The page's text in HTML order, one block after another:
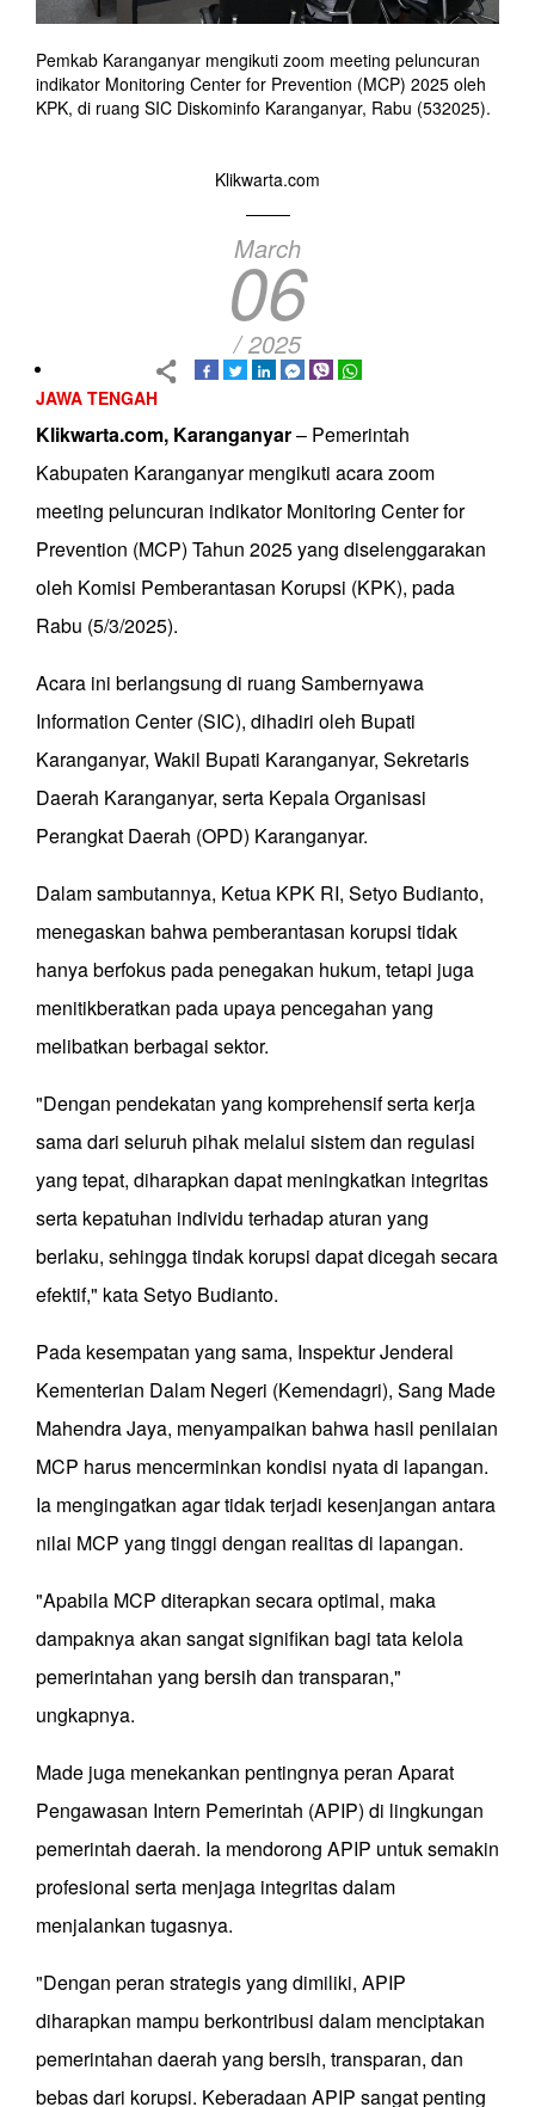
Pemkab Karanganyar mengikuti zoom meeting peluncuran
indikator Monitoring Center for Prevention (MCP) 2025 oleh
KPK, di ruang SIC Diskominfo Karanganyar, Rabu (532025).
Klikwarta.com
March
06
/ 2025
JAWA TENGAH
Klikwarta.com, Karanganyar– Pemerintah
Kabupaten Karanganyar mengikuti acara zoom
meeting peluncuran indikator Monitoring Center for
Prevention (MCP) Tahun 2025 yang diselenggarakan
oleh Komisi Pemberantasan Korupsi (KPK), pada
Rabu (5/3/2025).
Acara ini berlangsung di ruang Sambernyawa
Information Center (SIC), dihadiri oleh Bupati
Karanganyar, Wakil Bupati Karanganyar, Sekretaris
Daerah Karanganyar, serta Kepala Organisasi
Perangkat Daerah (OPD) Karanganyar.
Dalam sambutannya, Ketua KPK RI, Setyo Budianto,
menegaskan bahwa pemberantasan korupsi tidak
hanya berfokus pada penegakan hukum, tetapi juga
menitikberatkan pada upaya pencegahan yang
melibatkan berbagai sektor.
"Dengan pendekatan yang komprehensif serta kerja
sama dari seluruh pihak melalui sistem dan regulasi
yang tepat, diharapkan dapat meningkatkan integritas
serta kepatuhan individu terhadap aturan yang
berlaku, sehingga tindak korupsi dapat dicegah secara
efektif," kata Setyo Budianto.
Pada kesempatan yang sama, Inspektur Jenderal
Kementerian Dalam Negeri (Kemendagri), Sang Made
Mahendra Jaya, menyampaikan bahwa hasil penilaian
MCP harus mencerminkan kondisi nyata di lapangan.
Ia mengingatkan agar tidak terjadi kesenjangan antara
nilai MCP yang tinggi dengan realitas di lapangan.
"Apabila MCP diterapkan secara optimal, maka
dampaknya akan sangat signifikan bagi tata kelola
pemerintahan yang bersih dan transparan,"
ungkapnya.
Made juga menekankan pentingnya peran Aparat
Pengawasan Intern Pemerintah (APIP) di lingkungan
pemerintah daerah. Ia mendorong APIP untuk semakin
profesional serta menjaga integritas dalam
menjalankan tugasnya.
"Dengan peran strategis yang dimiliki, APIP
diharapkan mampu berkontribusi dalam menciptakan
pemerintahan daerah yang bersih, transparan, dan
bebas dari korupsi. Keberadaan APIP sangat penting